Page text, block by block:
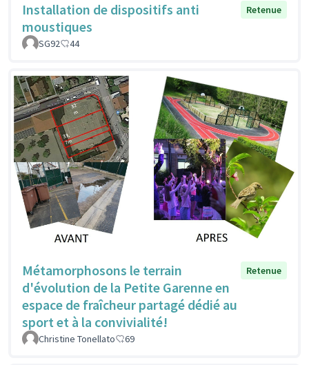
Installation de dispositifs anti
moustiques
Retenue
SG92 44
Métamorphosons le terrain
d'évolution de la Petite Garenne en
espace de fraîcheur partagé dédié au
sport et à la convivialité!
Retenue
Christine Tonellato 69